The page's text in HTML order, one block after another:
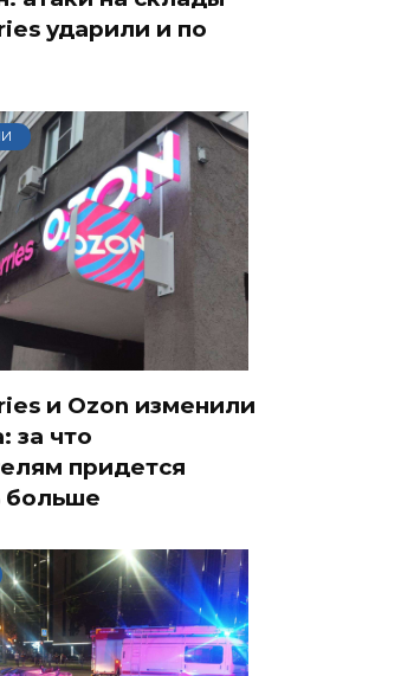
ударили и по
и Ozon изменили
за что
придется
больше